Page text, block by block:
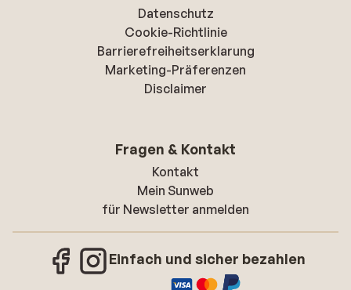
Datenschutz
Cookie-Richtlinie
Barrierefreiheitserklarung
Marketing-Präferenzen
Disclaimer
Fragen & Kontakt
Kontakt
Mein Sunweb
für Newsletter anmelden
Einfach und sicher bezahlen